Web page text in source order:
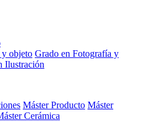
y objeto Grado en Fotografía y
Ilustración
Máster Producto Máster
Cerámica